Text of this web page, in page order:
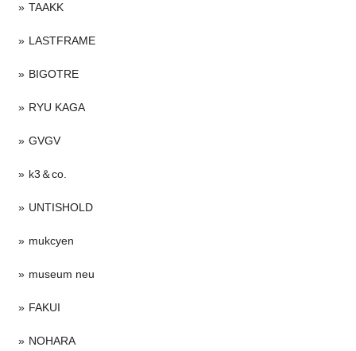
TAAKK
LASTFRAME
BIGOTRE
RYU KAGA
GVGV
k3＆co.
UNTISHOLD
mukcyen
museum neu
FAKUI
NOHARA